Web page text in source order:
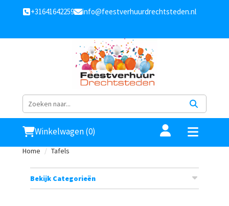
+31641642259 info@feestverhuurdrechtsteden.nl
Winkelwagen (0)
Home Tafels
Bekijk Categorieën